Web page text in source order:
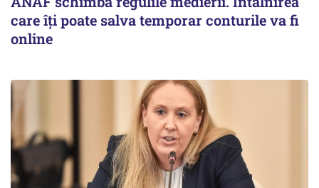
care îți poate salva temporar conturile va fi
online